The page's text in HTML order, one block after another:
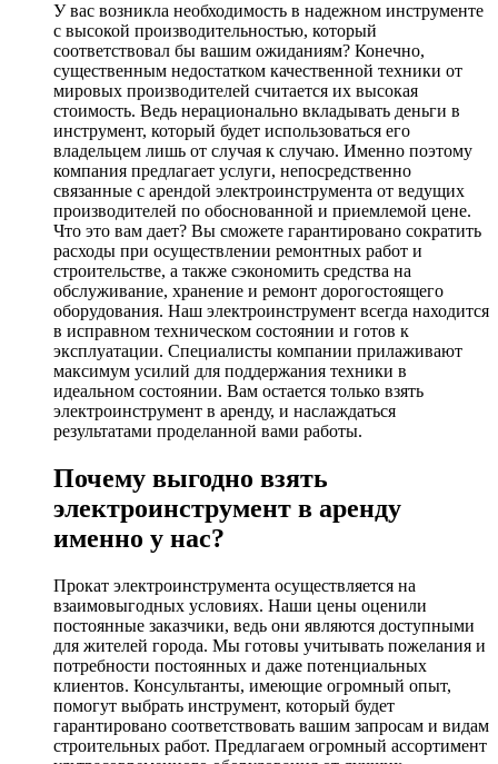
У вас возникла необходимость в надежном инструменте
с высокой производительностью, который
соответствовал бы вашим ожиданиям? Конечно,
существенным недостатком качественной техники от
мировых производителей считается их высокая
стоимость. Ведь нерационально вкладывать деньги в
инструмент, который будет использоваться его
владельцем лишь от случая к случаю. Именно поэтому
компания предлагает услуги, непосредственно
связанные с арендой электроинструмента от ведущих
производителей по обоснованной и приемлемой цене.
Что это вам дает? Вы сможете гарантировано сократить
расходы при осуществлении ремонтных работ и
строительстве, а также сэкономить средства на
обслуживание, хранение и ремонт дорогостоящего
оборудования. Наш электроинструмент всегда находится
в исправном техническом состоянии и готов к
эксплуатации. Специалисты компании прилаживают
максимум усилий для поддержания техники в
идеальном состоянии. Вам остается только взять
электроинструмент в аренду, и наслаждаться
результатами проделанной вами работы.
Почему выгодно взять
электроинструмент в аренду
именно у нас?
Прокат электроинструмента осуществляется на
взаимовыгодных условиях. Наши цены оценили
постоянные заказчики, ведь они являются доступными
для жителей города. Мы готовы учитывать пожелания и
потребности постоянных и даже потенциальных
клиентов. Консультанты, имеющие огромный опыт,
помогут выбрать инструмент, который будет
гарантировано соответствовать вашим запросам и видам
строительных работ. Предлагаем огромный ассортимент